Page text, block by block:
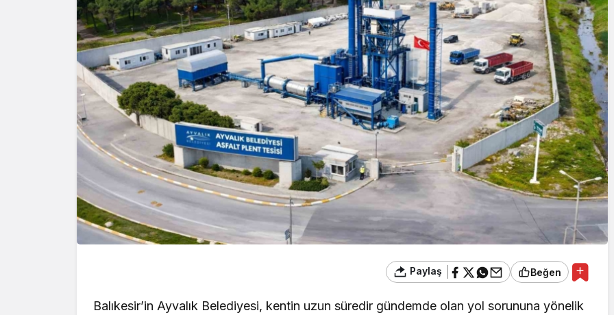
Paylaş Beğen
Balıkesir’in Ayvalık Belediyesi, kentin uzun süredir gündemde olan yol sorununa yönelik
AKDENİZ, BİR AÇIK
HAVA HAZİNESİ
Yakalandı